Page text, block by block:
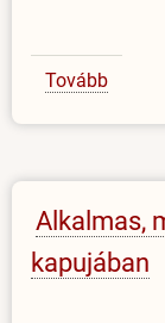
Tovább
Alkalmas,
kapujában